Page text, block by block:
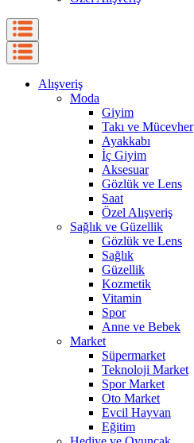
Alışveriş
Moda
Giyim
Takı ve Mücevher
Ayakkabı
İç Giyim
Aksesuar
Gözlük ve Lens
Saat
Özel Alışveriş
Sağlık ve Güzellik
Gözlük ve Lens
Sağlık
Güzellik
Kozmetik
Vitamin
Spor
Anne ve Bebek
Market
Süpermarket
Teknoloji Market
Spor Market
Oto Market
Evcil Hayvan
Eğitim